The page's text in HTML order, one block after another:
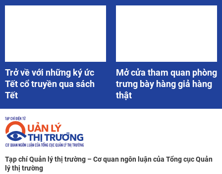
Trở về với những ký ức
Tết cổ truyền qua sách
Tết
Mở cửa tham quan phòng
trưng bày hàng giả hàng
thật
Tạp chí Quản lý thị trường – Cơ quan ngôn luận của Tổng cục Quản
lý thị trường